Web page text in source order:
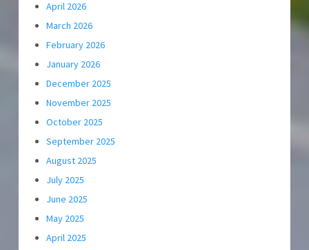
April 2026
March 2026
February 2026
January 2026
December 2025
November 2025
October 2025
September 2025
August 2025
July 2025
June 2025
May 2025
April 2025